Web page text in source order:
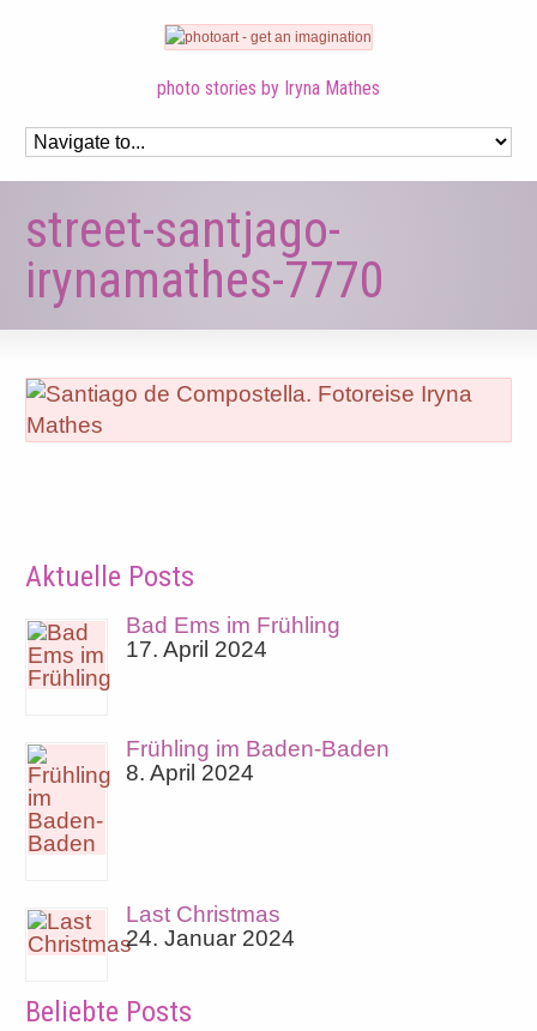
photo stories by Iryna Mathes
street-santjago-
irynamathes-7770
Aktuelle Posts
Bad Ems im Frühling
17. April 2024
Frühling im Baden-Baden
8. April 2024
Last Christmas
24. Januar 2024
Beliebte Posts